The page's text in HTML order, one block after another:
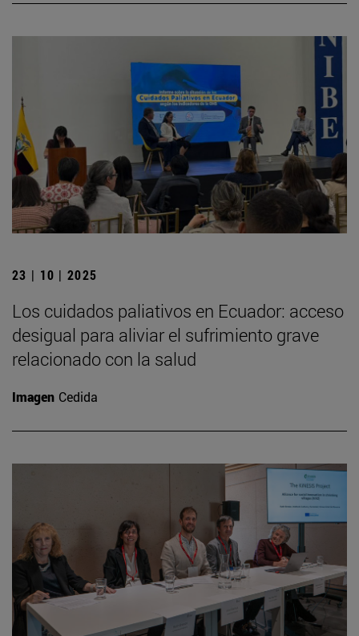
23 | 10 | 2025
Los cuidados paliativos en Ecuador: acceso
desigual para aliviar el sufrimiento grave
relacionado con la salud
Imagen Cedida